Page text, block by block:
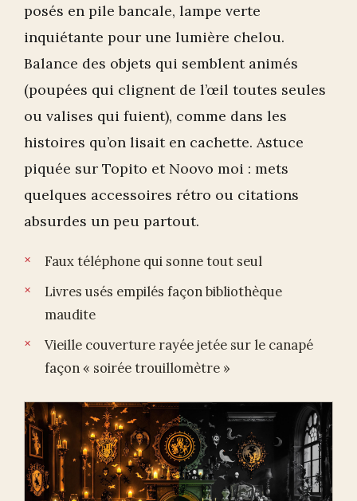
posés en pile bancale, lampe verte
inquiétante pour une lumière chelou.
Balance des objets qui semblent animés
(poupées qui clignent de l’œil toutes seules
ou valises qui fuient), comme dans les
histoires qu’on lisait en cachette. Astuce
piquée sur Topito et Noovo moi : mets
quelques accessoires rétro ou citations
absurdes un peu partout.
Faux téléphone qui sonne tout seul
Livres usés empilés façon bibliothèque
maudite
Vieille couverture rayée jetée sur le canapé
façon « soirée trouillomètre »